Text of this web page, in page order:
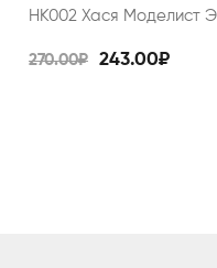
НК002 Хася Моделист
270.00₽ 243.00₽